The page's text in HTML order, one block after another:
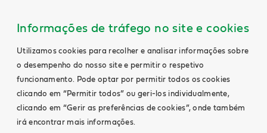
Informações de tráfego no site e cookies
Utilizamos cookies para recolher e analisar informações sobre
o desempenho do nosso site e permitir o respetivo
funcionamento. Pode optar por permitir todos os cookies
clicando em “Permitir todos” ou geri-los individualmente,
clicando em “Gerir as preferências de cookies”, onde também
irá encontrar mais informações.